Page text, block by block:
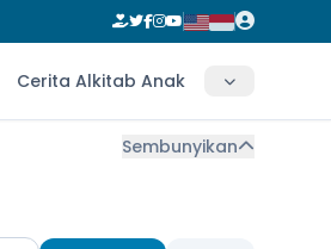
Cerita Alkitab Anak
Sembunyikan